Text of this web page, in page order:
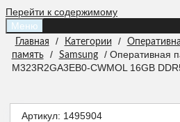
Перейти к содержимому
Меню
Главная / Категории /
память
/ Samsung
/ Оперативная
M323R2GA3EB0-CWMOL 16GB
Артикул: 1495904